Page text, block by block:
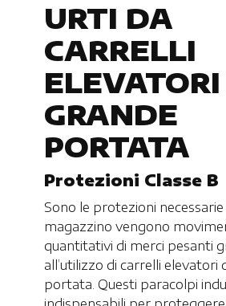
URTI DA
CARRELLI
GRANDE
PORTATA
Protezioni Classe B
Sono le protezioni
magazzino vengono
quantitativi di merci pesanti
all’utilizzo di carrelli elevatori
portata. Questi paracolpi